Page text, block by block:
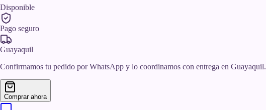
Disponible
Pago seguro
Guayaquil
Confirmamos tu pedido por WhatsApp y lo coordinamos con entrega en Guayaquil.
Comprar ahora